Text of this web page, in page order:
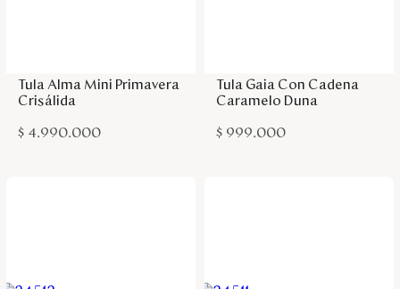
Mi cuenta
Blog
Tula Alma Mini Primavera
Crisálida
$ 4.990.000
Tula Gaia Con Cadena
Caramelo Duna
$ 999.000